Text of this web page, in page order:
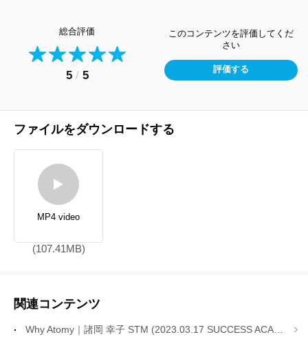
総合評価
5/ 5
このコンテンツを評価してくだ
さい
評価する
ファイルをダウンロードする
MP4 video
(107.41MB)
関連コンテンツ